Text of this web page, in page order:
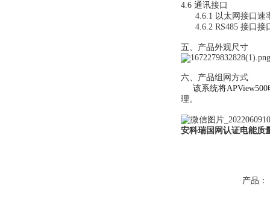
4.6 通讯接口
4.6.1 以太网接口速率
4.6.2 RS485 接口接
五、产品外观尺寸
六、产品组网方式
该系统将APView500
理。
安科瑞国网认证电能质
产品：